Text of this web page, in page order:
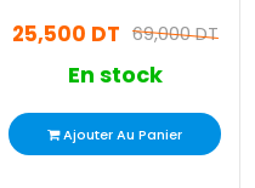
69,000 DT
25,500 DT
En stock
Ajouter Au Panier